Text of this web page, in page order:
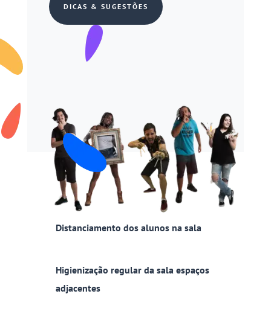
DICAS & SUGESTÕES
Distanciamento dos alunos na sala
Higienização regular da sala espaços
adjacentes